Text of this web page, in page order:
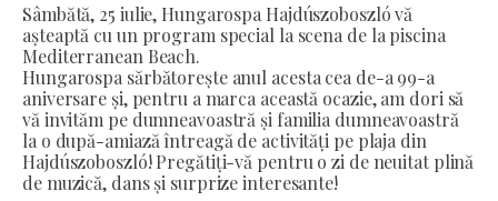
Sâmbătă, 25 iulie, Hungarospa Hajdúszoboszló vă
așteaptă cu un program special la scena de la piscina
Mediterranean Beach.
Hungarospa sărbătorește anul acesta cea de-a 99-a
aniversare și, pentru a marca această ocazie, am dori să
vă invităm pe dumneavoastră și familia dumneavoastră
la o după-amiază întreagă de activități pe plaja din
Hajdúszoboszló! Pregătiți-vă pentru o zi de neuitat plină
de muzică, dans și surprize interesante!